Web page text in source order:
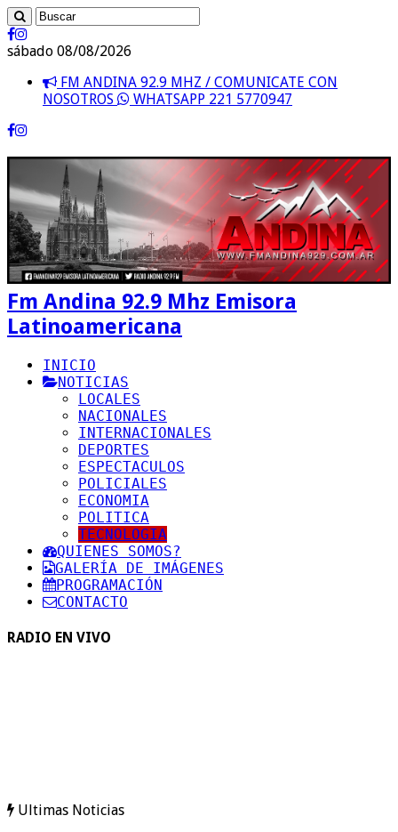
sábado 08/08/2026
FM ANDINA 92.9 MHZ / COMUNICATE CON
NOSOTROS
WHATSAPP 221 5770947
Fm Andina 92.9 Mhz Emisora
Latinoamericana
INICIO
NOTICIAS
LOCALES
NACIONALES
INTERNACIONALES
DEPORTES
ESPECTACULOS
POLICIALES
ECONOMIA
POLITICA
TECNOLOGIA
QUIENES SOMOS?
GALERÍA DE IMÁGENES
PROGRAMACIÓN
CONTACTO
RADIO EN VIVO
Ultimas Noticias